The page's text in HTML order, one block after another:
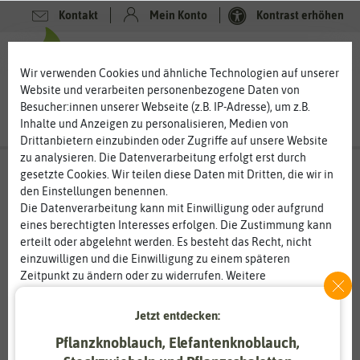
Kontakt Mein Konto Kontrast erhöhen
Wir verwenden Cookies und ähnliche Technologien auf unserer
Website und verarbeiten personenbezogene Daten von
Besucher:innen unserer Webseite (z.B. IP-Adresse), um z.B.
Inhalte und Anzeigen zu personalisieren, Medien von
Drittanbietern einzubinden oder Zugriffe auf unsere Website
zu analysieren. Die Datenverarbeitung erfolgt erst durch
gesetzte Cookies. Wir teilen diese Daten mit Dritten, die wir in
den Einstellungen benennen.
Die Datenverarbeitung kann mit Einwilligung oder aufgrund
eines berechtigten Interesses erfolgen. Die Zustimmung kann
erteilt oder abgelehnt werden. Es besteht das Recht, nicht
einzuwilligen und die Einwilligung zu einem späteren
Zeitpunkt zu ändern oder zu widerrufen. Weitere
Informationen zur Verwendung personenbezogener Daten und
den Diensten erklären wir in unserer
Essenziell Statistik
Jetzt entdecken:
Pflanzknoblauch, Elefantenknoblauch,